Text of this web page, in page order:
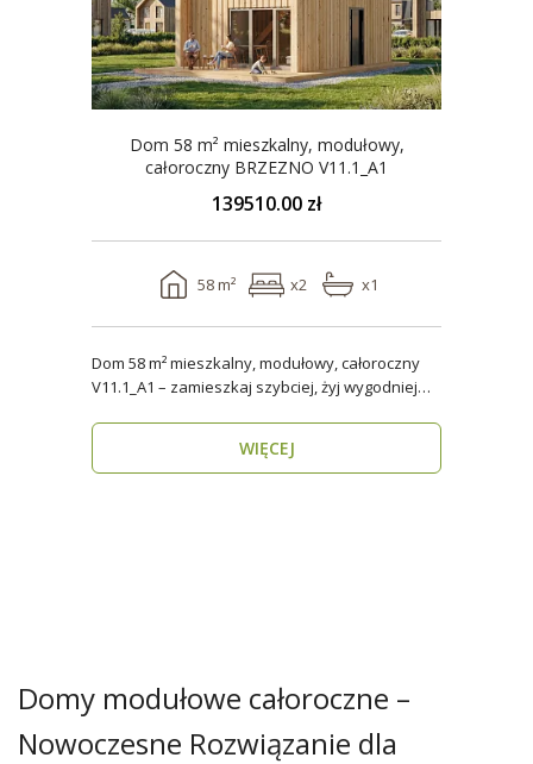
Dom 58 m² mieszkalny, modułowy,
całoroczny BRZEZNO V11.1_A1
139510.00 zł
58 m² x2 x1
Dom 58 m² mieszkalny, modułowy, całoroczny
V11.1_A1 – zamieszkaj szybciej, żyj wygodniej
WIĘCEJ
Domy modułowe całoroczne –
Nowoczesne Rozwiązanie dla